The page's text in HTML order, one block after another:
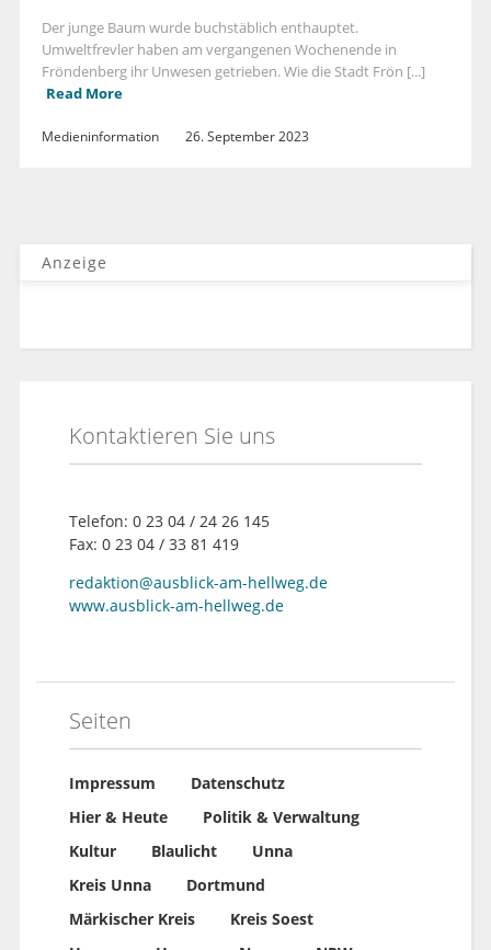
Der junge Baum wurde buchstäblich enthauptet.
Umweltfrevler haben am vergangenen Wochenende in
Fröndenberg ihr Unwesen getrieben. Wie die Stadt Frön [...]
Read More
Medieninformation 26. September 2023
Anzeige
Kontaktieren Sie uns
Telefon: 0 23 04 / 24 26 145
Fax: 0 23 04 / 33 81 419
redaktion@ausblick-am-hellweg.de
www.ausblick-am-hellweg.de
Seiten
Impressum
Datenschutz
Hier & Heute
Politik & Verwaltung
Kultur
Blaulicht
Unna
Kreis Unna
Dortmund
Märkischer Kreis
Kreis Soest